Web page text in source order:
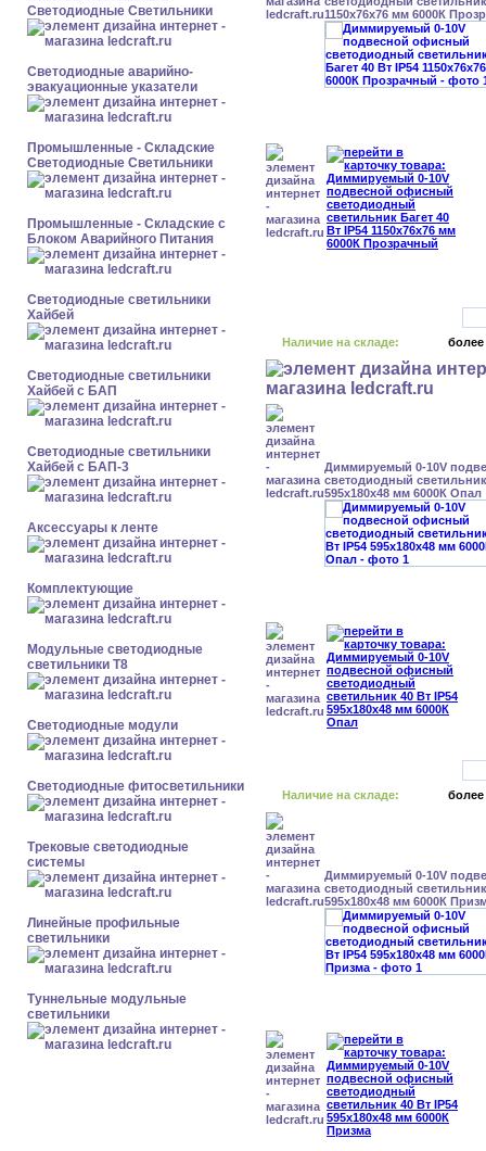
Светодиодные Светильники
Светодиодные аварийно-
эвакуационные указатели
Промышленные - Складские
Светодиодные Светильники
Промышленные - Складские с
Блоком Аварийного Питания
Светодиодные светильники
Хайбей
Светодиодные светильники
Хайбей с БАП
Светодиодные светильники
Хайбей с БАП-3
Аксессуары к ленте
Комплектующие
Модульные светодиодные
светильники Т8
Светодиодные модули
Светодиодные фитосветильники
Трековые светодиодные
системы
Линейные профильные
светильники
Туннельные модульные
светильники
1150x76x76 мм 6000К
Наличие на складе: более
Диммируемый 0-10V
светодиодный
595x180x48 мм 6000К Опал
Наличие на складе: более
Диммируемый 0-10V
светодиодный
595x180x48 мм 6000К